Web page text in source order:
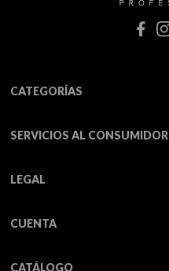
CATEGORÍAS
SERVICIOS AL CONSUMIDOR
LEGAL
CUENTA
CATÁLOGO